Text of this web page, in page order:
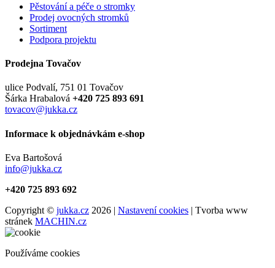
Pěstování a péče o stromky
Prodej ovocných stromků
Sortiment
Podpora projektu
Prodejna Tovačov
ulice Podvalí, 751 01 Tovačov
Šárka Hrabalová +420 725 893 691
tovacov@jukka.cz
Informace k objednávkám e-shop
Eva Bartošová
info@jukka.cz
+420 725 893 692
Copyright © jukka.cz 2026 | Nastavení cookies | Tvorba www
stránek MACHIN.cz
Používáme cookies